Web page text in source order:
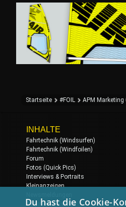
Startseite #FOIL APM Marketing
INHALTE
Fahrtechnik (Windsurfen)
Fahrtechnik (Windfoilen)
Forum
Fotos (Quick Pics)
Interviews & Portraits
Kleinanzeigen
Regatten & Events
Du hast die Cookie-